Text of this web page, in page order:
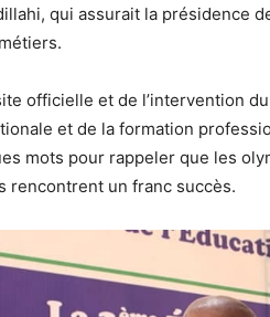
qui assurait la présidence
officielle et de l’intervention
et de la formation
mots pour rappeler que les
rencontrent un franc succès.